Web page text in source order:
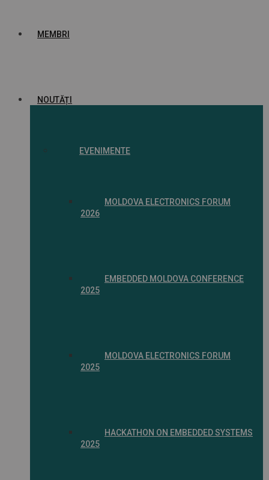
MEMBRI
NOUTĂȚI
EVENIMENTE
MOLDOVA ELECTRONICS FORUM
2026
EMBEDDED MOLDOVA CONFERENCE
2025
MOLDOVA ELECTRONICS FORUM
2025
HACKATHON ON EMBEDDED SYSTEMS
2025